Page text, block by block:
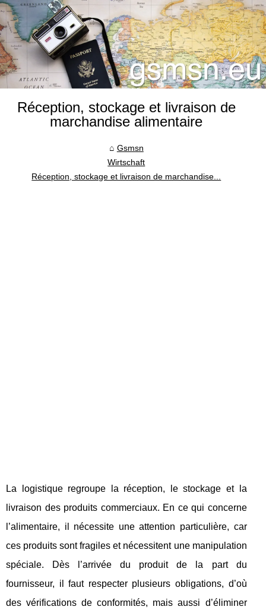
Réception, stockage et livraison de
marchandise alimentaire
Gsmsn
Wirtschaft
Réception, stockage et livraison de marchandise...
La logistique regroupe la réception, le stockage et la
livraison des produits commerciaux. En ce qui concerne
l’alimentaire, il nécessite une attention particulière, car
ces produits sont fragiles et nécessitent une manipulation
spéciale. Dès l’arrivée du produit de la part du
fournisseur, il faut respecter plusieurs obligations, d’où
des vérifications de conformités, mais aussi d’éliminer